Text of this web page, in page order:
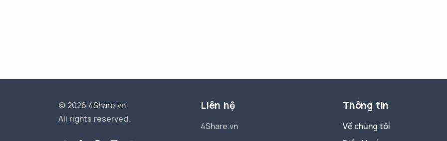
© 2026 4Share.vn
All rights reserved.
Liên hệ
4Share.vn
Thông tin
Về chúng tôi